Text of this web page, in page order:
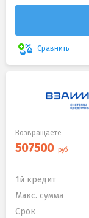
Сравнить
Возвращаете
1й кредит
Макс. сумма
Срок